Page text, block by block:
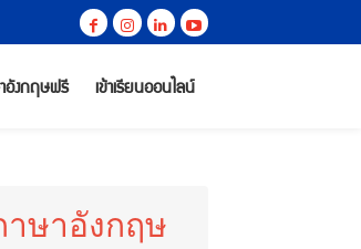
อังกฤษฟรี เข้าเรียนออนไลน์
ษาอังกฤษ